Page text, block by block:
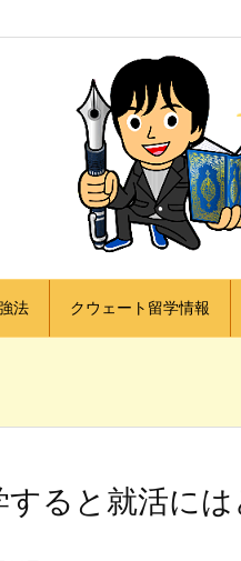
法 クウェート留学情報
ると就活に